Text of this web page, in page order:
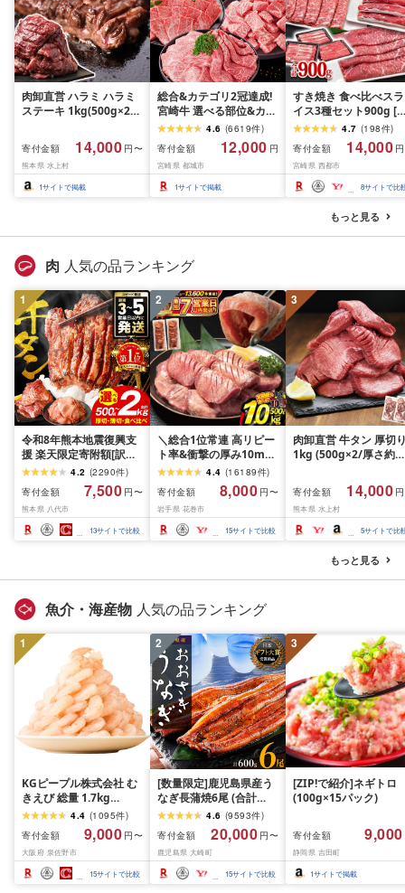
肉卸直営 ハラミ ハラミ
ステーキ 1kg(500g×2パ
らみ 牛はらみ 厚切りハ
ラミ 肉 牛肉 [肉卸厳選
究極の多汁感 極厚ハラ
ミステーキ1kg] (1kg, 1,
寄付金額 14,000 円〜
熊本県 水上村
1サイトで掲載
総合&カテゴリ2冠達成!
宮崎牛 選べる部位&カッ
ト (赤身&霜降り)or(赤身
のみ) 500g 1kg 2kg[発
送時期が選べる] 牛肉 焼
肉 すき焼き しゃぶしゃ
ぶ ステーキ ギフト お中
4.6 (6619件)
寄付金額
12,000 円
宮崎県 都城市
1サイトで掲載
すき焼き 食べ比べスラ
イス3種セット900g [
ランプリ受賞]小分け
ース バラ モモorカタ
肉 鉄板焼肉 焼きしゃ
すき焼き肉 [14-10a]
ーター続出!! 肉ランキ
4.7 (198件)
寄付金額
14,000
宮崎県 西都市
8サイトで比
もっと見る
肉 人気の品ランキング
1
令和8年熊本地震復興支
援 楽天限定寄附額[訳あ
り]牛タン 500g〜2kg 肉
牛肉 訳あり 牛タン 冷凍
小分け 厚切り 薄切り 食
べ比べ 500g 1kg 1.5kg
2kg 牛 人気 ビーフ 牛た
ん ふるさと納税 ランキ
4.2 (2290件)
寄付金額
7,500 円〜
熊本県 八代市
13サイトで比較
2
＼総合1位常連 高リピー
ト率&衝撃の厚み10mm
厚切り牛タン 塩味/ ≪ス
ピード発送!!10営業日以
内発送≫ 選べる内容量
500g / 1kg 定期便 毎月
届く 牛肉 肉 BBQ ふるさ
と 人気 ランキング 岩手
4.4 (16189件)
寄付金額
8,000 円〜
岩手県 花巻市
15サイトで比較
3
肉卸直営 牛タン 厚切
1kg (500g×2/厚さ約
牛肉 焼肉 冷凍 スライ
業務用 バーベキュー
BBQ おつまみ ギフト
祝い お中元 夏ギフト
寄付金額 14,000
熊本県 水上村
5サイトで比
もっと見る
魚介・海産物 人気の品ランキング
1
KGピープル株式会社 む
きえび 総量 1.7kg
(850g×2P) 特大 5Lサイ
ズ バナメイエビ バラ凍
結 下処理不要 サイズ不
揃い 訳あり
4.4 (1095件)
寄付金額
9,000 円〜
大阪府 泉佐野市
15サイトで比較
2
[数量限定]鹿児島県産う
なぎ長蒲焼6尾 (合計
600g以上)4.6 (9593件)
寄付金額
20,000 円〜
鹿児島県 大崎町
15サイトで比較
3
[ZIP!で紹介]ネギトロ
(100g×15パック)
寄付金額 9,000
静岡県 吉田町
1サイトで掲載